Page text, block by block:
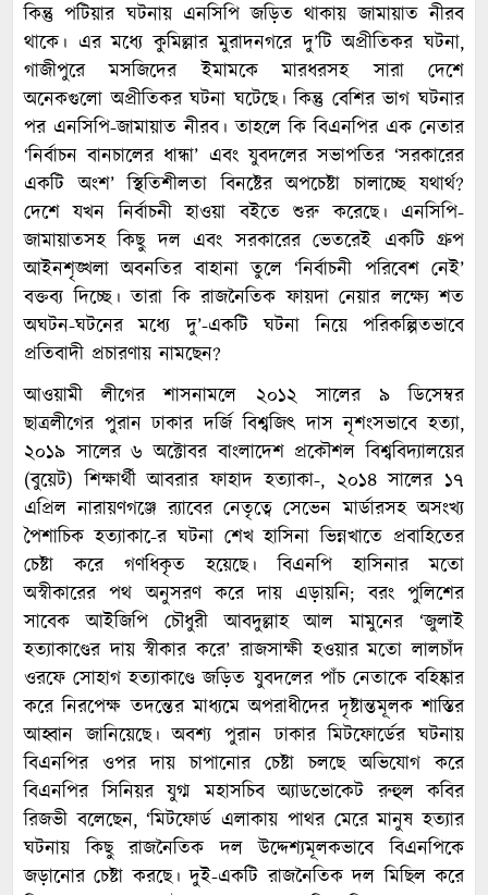
কিন্তু পটিয়ার ঘটনায় এনসিপি জড়িত থাকায় জামায়াত নীরব
থাকে। এর মধ্যে কুমিল্লার মুরাদনগরে দু’টি অপ্রীতিকর ঘটনা,
গাজীপুরে মসজিদের ইমামকে মারধরসহ সারা দেশে
অনেকগুলো অপ্রীতিকর ঘটনা ঘটেছে। কিন্তু বেশির ভাগ ঘটনার
পর এনসিপি-জামায়াত নীরব। তাহলে কি বিএনপির এক নেতার
‘নির্বাচন বানচালের ধান্ধা’ এবং যুবদলের সভাপতির ‘সরকারের
একটি অংশ’ স্থিতিশীলতা বিনষ্টের অপচেষ্টা চালাচ্ছে যথার্থ?
দেশে যখন নির্বাচনী হাওয়া বইতে শুরু করেছে। এনসিপি-
জামায়াতসহ কিছু দল এবং সরকারের ভেতরেই একটি গ্রুপ
আইনশৃঙ্খলা অবনতির বাহানা তুলে ‘নির্বাচনী পরিবেশ নেই’
বক্তব্য দিচ্ছে। তারা কি রাজনৈতিক ফায়দা নেয়ার লক্ষ্যে শত
অঘটন-ঘটনের মধ্যে দু’-একটি ঘটনা নিয়ে পরিকল্পিতভাবে
প্রতিবাদী প্রচারণায় নামছেন?
আওয়ামী লীগের শাসনামলে ২০১২ সালের ৯ ডিসেম্বর
ছাত্রলীগের পুরান ঢাকার দর্জি বিশ্বজিৎ দাস নৃশংসভাবে হত্যা,
২০১৯ সালের ৬ অক্টোবর বাংলাদেশ প্রকৌশল বিশ্ববিদ্যালয়ের
(বুয়েট) শিক্ষার্থী আবরার ফাহাদ হত্যাকা-, ২০১৪ সালের ১৭
এপ্রিল নারায়ণগঞ্জে র‌্যাবের নেতৃত্বে সেভেন মার্ডারসহ অসংখ্য
পৈশাচিক হত্যাকা-ের ঘটনা শেখ হাসিনা ভিন্নখাতে প্রবাহিতের
চেষ্টা করে গণধিকৃত হয়েছে। বিএনপি হাসিনার মতো
অস্বীকারের পথ অনুসরণ করে দায় এড়ায়নি; বরং পুলিশের
সাবেক আইজিপি চৌধুরী আবদুল্লাহ আল মামুনের ‘জুলাই
হত্যাকাণ্ডের দায় স্বীকার করে’ রাজসাক্ষী হওয়ার মতো লালচাঁদ
ওরফে সোহাগ হত্যাকাণ্ডে জড়িত যুবদলের পাঁচ নেতাকে বহিষ্কার
করে নিরপেক্ষ তদন্তের মাধ্যমে অপরাধীদের দৃষ্টান্তমূলক শাস্তির
আহ্বান জানিয়েছে। অবশ্য পুরান ঢাকার মিটফোর্ডের ঘটনায়
বিএনপির ওপর দায় চাপানোর চেষ্টা চলছে অভিযোগ করে
বিএনপির সিনিয়র যুগ্ম মহাসচিব অ্যাডভোকেট রুহুল কবির
রিজভী বলেছেন, ‘মিটফোর্ড এলাকায় পাথর মেরে মানুষ হত্যার
ঘটনায় কিছু রাজনৈতিক দল উদ্দেশ্যমূলকভাবে বিএনপিকে
জড়ানোর চেষ্টা করছে। দুই-একটি রাজনৈতিক দল মিছিল করে